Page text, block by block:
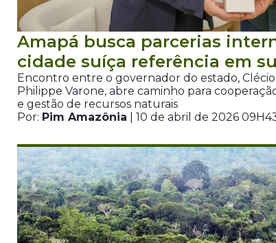
Amapá busca parcerias
cidade suíça referência em
Encontro entre o governador do estado,
Philippe Varone, abre caminho para
e gestão de recursos naturais
Por: Pim Amazônia | 10 de abril de 2026